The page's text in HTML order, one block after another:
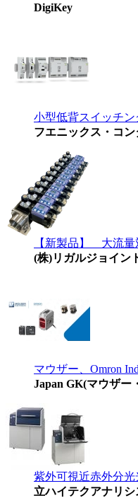
DigiKey
小型低背スイッチ
フエニックス・コ
【新製品】 大流
(株)リガルジョイン
マウザー、Omron
Japan GK(マウザー
紫外可視近赤外分光
立ハイテクアナリシ